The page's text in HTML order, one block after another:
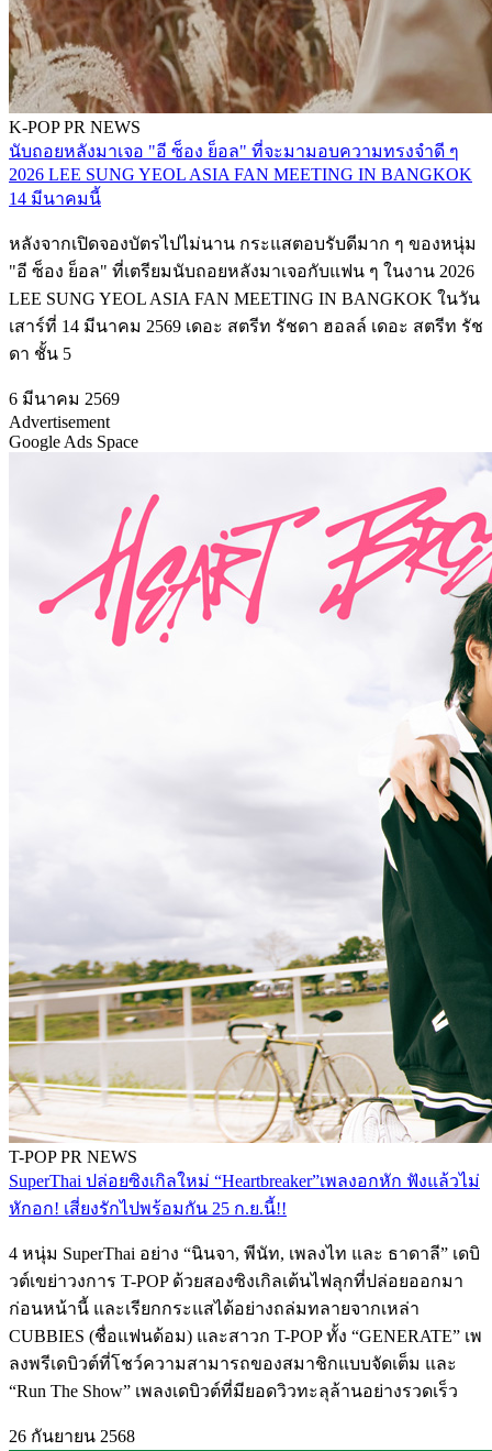
K-POPPR NEWS
นับถอยหลังมาเจอ "อี ซ็อง ย็อล" ที่จะมามอบความทรงจำดี ๆ
2026 LEE SUNG YEOL ASIA FAN MEETING IN BANGKOK
14 มีนาคมนี้
หลังจากเปิดจองบัตรไปไม่นาน กระแสตอบรับดีมาก ๆ ของหนุ่ม
"อี ซ็อง ย็อล" ที่เตรียมนับถอยหลังมาเจอกับแฟน ๆ ในงาน 2026
LEE SUNG YEOL ASIA FAN MEETING IN BANGKOK ในวัน
เสาร์ที่ 14 มีนาคม 2569 เดอะ สตรีท รัชดา ฮอลล์ เดอะ สตรีท รัช
ดา ชั้น 5
6 มีนาคม 2569
Advertisement
Google Ads Space
T-POPPR NEWS
SuperThai ปล่อยซิงเกิลใหม่ “Heartbreaker”เพลงอกหัก ฟังแล้วไม่
หักอก! เสี่ยงรักไปพร้อมกัน 25 ก.ย.นี้!!
4 หนุ่ม SuperThai อย่าง “นินจา, พีนัท, เพลงไท และ ธาดาลี” เดบิ
วต์เขย่าวงการ T-POP ด้วยสองซิงเกิลเต้นไฟลุกที่ปล่อยออกมา
ก่อนหน้านี้ และเรียกกระแสได้อย่างถล่มทลายจากเหล่า
CUBBIES (ชื่อแฟนด้อม) และสาวก T-POP ทั้ง “GENERATE” เพ
ลงพรีเดบิวต์ที่โชว์ความสามารถของสมาชิกแบบจัดเต็ม และ
“Run The Show” เพลงเดบิวต์ที่มียอดวิวทะลุล้านอย่างรวดเร็ว
26 กันยายน 2568